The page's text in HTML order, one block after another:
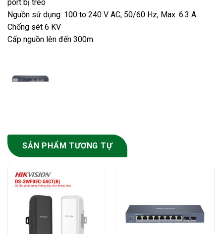
port bị treo
Nguồn sử dụng: 100 to 240 V AC, 50/60 Hz, Max. 6.3 A
Chống sét 6 KV
Cấp nguồn lên đến 300m.
SẢN PHẨM TƯƠNG TỰ